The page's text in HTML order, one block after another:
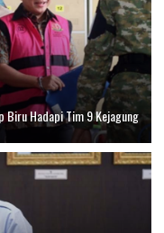
Biru Hadapi Tim 9 Kejagung